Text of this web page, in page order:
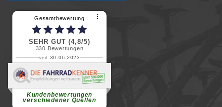
Gesamtbewertung ⠇
SEHR GUT (4,8/5)
330 Bewertungen
seit 30.06.2023
Kundenbewertungen
verschiedener Quellen
Renate H.
Vielen Dank für ein herzliches